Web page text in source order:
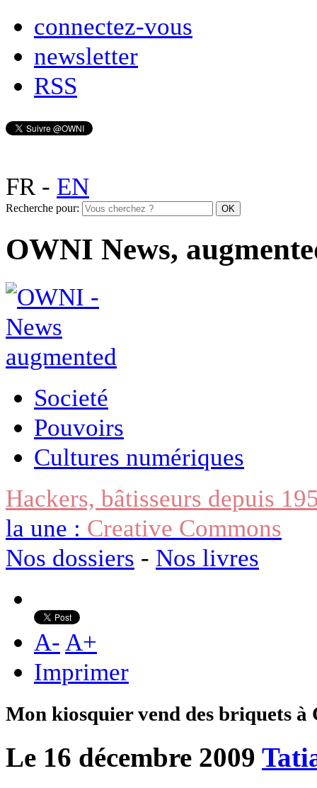
connectez-vous
newsletter
RSS
FR- EN
Recherche pour:
OWNI News,
Societé
Pouvoirs
Cultures numériques
Hackers, bâtisseurs depuis
la une : Creative Commons
Nos dossiers - Nos livres
A- A+
Imprimer
Mon kiosquier vend des briquets à
Le 16 décembre 2009